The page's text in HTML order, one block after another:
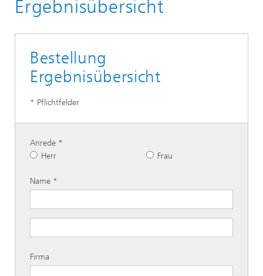
Ergebnisübersicht
Bestellung
Ergebnisübersicht
* Pflichtfelder
Anrede
Herr
Frau
Name
Firma